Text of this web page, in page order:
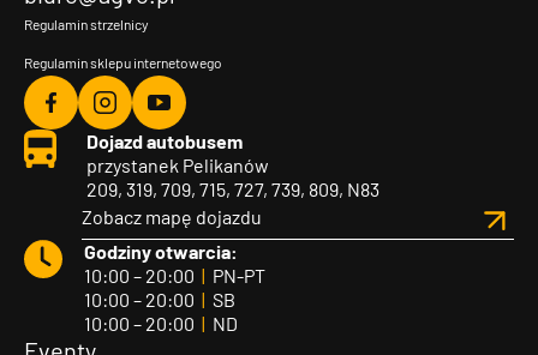
Regulamin strzelnicy
Regulamin sklepu internetowego
Agvo
Facebook
Agvo
Instagram
Agvo
YouTube
Dojazd autobusem
przystanek Pelikanów
209, 319, 709, 715, 727, 739, 809, N83
Zobacz mapę dojazdu
Godziny otwarcia:
10:00 – 20:00 | PN-PT
10:00 – 20:00 | SB
10:00 – 20:00 | ND